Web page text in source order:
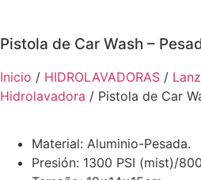
Pistola de Car Wash –
Inicio / HIDROLAVADORAS /
Hidrolavadora / Pistola de Car
Material: Aluminio-Pesada.
Presión: 1300 PSI (mist)/